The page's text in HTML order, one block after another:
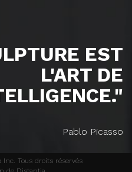
EST
L'ART DE
Pablo Picasso
Tous droits réservés